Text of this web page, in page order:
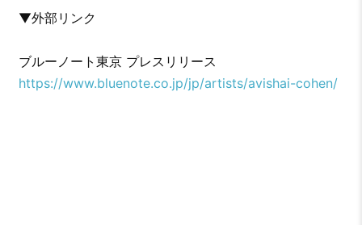
▼外部リンク
ブルーノート東京 プレスリリース
https://www.bluenote.co.jp/jp/artists/avishai-cohen/